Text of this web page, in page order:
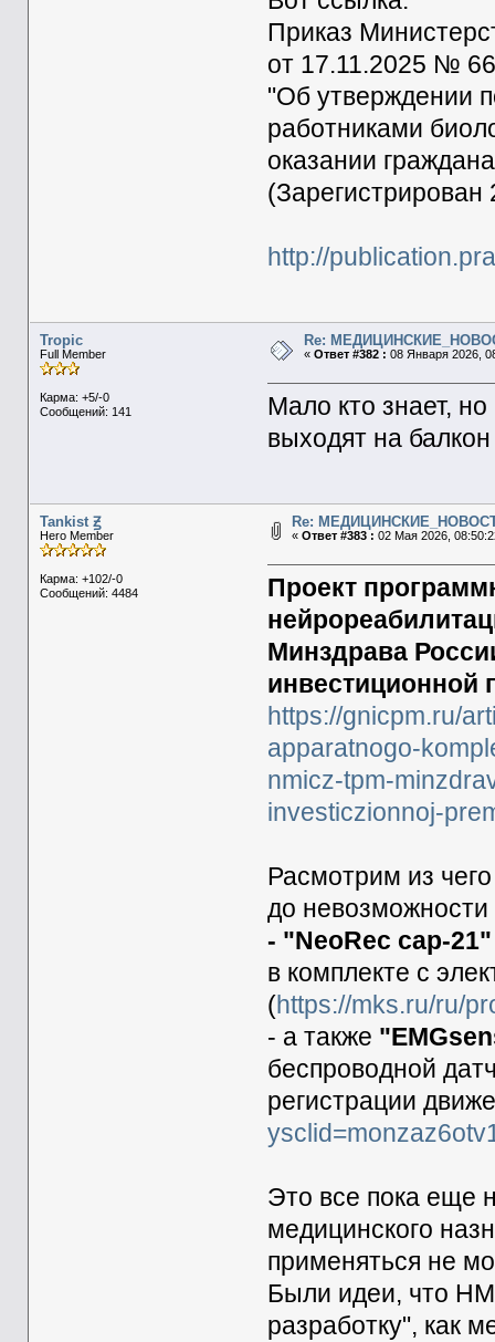
Приказ
от 17.11.2025 №
"Об утверждении
работниками
оказании
http://
Tropic
Full Member
Карма: +5/-0
Сообщений: 141
Re:
« Ответ #382 : 08 Января 2026,
Мало кто знает,
выходят на
Tankist Ꙃ
Hero Member
Карма: +102/-0
Сообщений: 4484
Re:
« Ответ #383 : 02 Мая 2026,
Проект
Минздрава
инвестиционной
https://gnicpm.ru/
apparatnogo-
nmicz-tpm-
investiczionnoj-
Расмотрим из
до
- "NeoRec cap-21"
в комплекте с
(https://mks.ru/ru/
- а также
беспроводной
регистрации
Это все пока еще
медицинского
применяться не
Были идеи, что
разработку", как